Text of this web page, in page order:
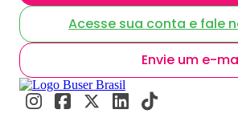
Acesse sua conta e fale
Envie um e-